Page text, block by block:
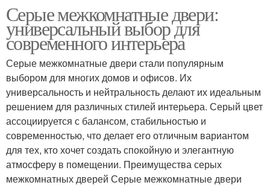
Серые межкомнатные двери:
универсальный выбор для
современного интерьера
Серые межкомнатные двери стали популярным
выбором для многих домов и офисов. Их
универсальность и нейтральность делают их идеальным
решением для различных стилей интерьера. Серый цвет
ассоциируется с балансом, стабильностью и
современностью, что делает его отличным вариантом
для тех, кто хочет создать спокойную и элегантную
атмосферу в помещении. Преимущества серых
межкомнатных дверей Серые межкомнатные двери